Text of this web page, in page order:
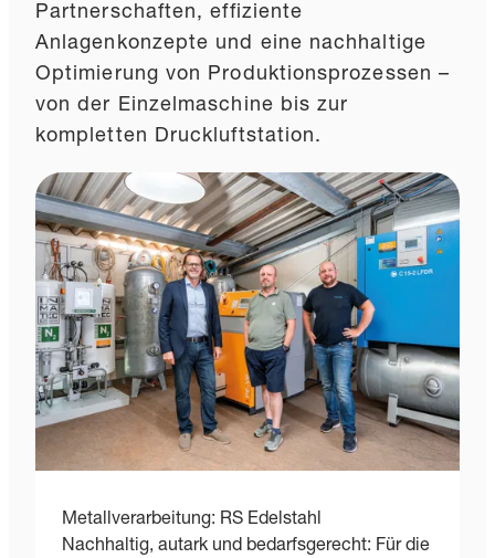
Partnerschaften, effiziente
Anlagenkonzepte und eine nachhaltige
Optimierung von Produktionsprozessen –
von der Einzelmaschine bis zur
kompletten Druckluftstation.
Metallverarbeitung: RS Edelstahl
Nachhaltig, autark und bedarfsgerecht: Für die